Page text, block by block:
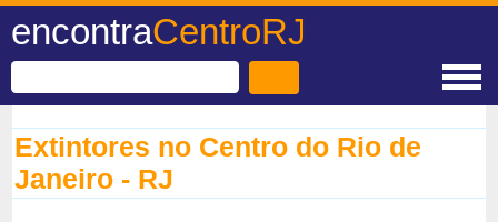
encontraCentroRJ
Extintores no Centro do Rio de
Janeiro - RJ